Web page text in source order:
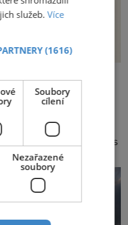
všechno vzdala?
Syslová (80)
Ale je to ještě
čím dál častěji
o svém odchodu. Dohnala ji snad samota? Půs
služeb.Více
(1616)
Soubory
cílení
Nezařazené
soubory